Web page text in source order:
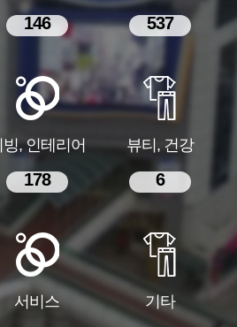
146 537
, 인테리어
178
뷰티, 건강
6
서비스 기타